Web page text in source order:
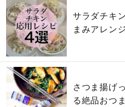
サラダチキ
まみアレン
さつま揚げ
る絶品おつ